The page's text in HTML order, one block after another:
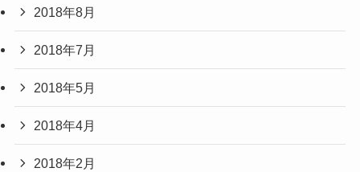
2018年8月
2018年7月
2018年5月
2018年4月
2018年2月